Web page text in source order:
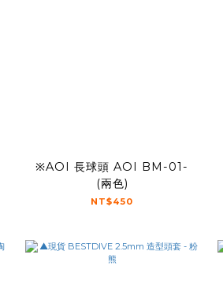
※AOI 長球頭 AOI BM-01-
(兩色)
NT$450